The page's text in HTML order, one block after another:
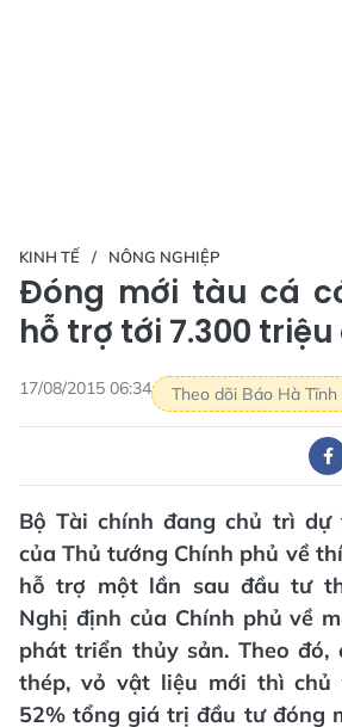
KINH TẾ NÔNG NGHIỆP
Đóng mới tàu cá
hỗ trợ tới 7.300
17/08/2015 06:34 Theo dõi Báo Hà Tĩnh
Bộ Tài chính đang chủ trì dự
của Thủ tướng Chính phủ về
hỗ trợ một lần sau đầu tư
Nghị định của Chính phủ về
phát triển thủy sản. Theo đó,
thép, vỏ vật liệu mới thì
52% tổng giá trị đầu tư đóng